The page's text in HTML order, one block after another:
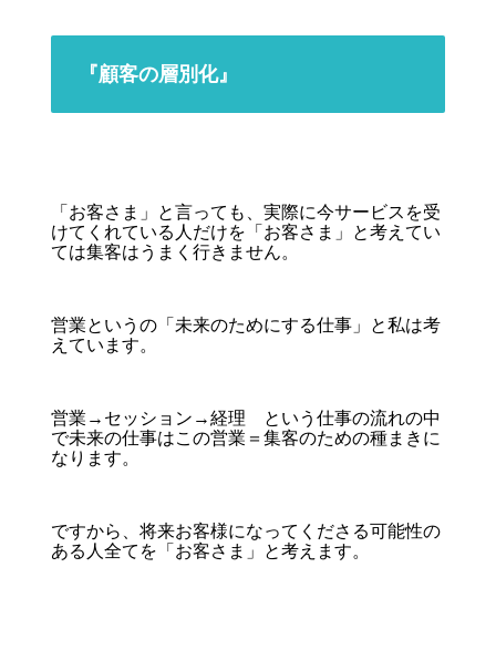
『顧客の層別化』
「お客さま」と言っても、実際に今サービスを受
けてくれている人だけを「お客さま」と考えてい
ては集客はうまく行きません。
営業というの「未来のためにする仕事」と私は考
えています。
営業→セッション→経理 という仕事の流れの中
で未来の仕事はこの営業＝集客のための種まきに
なります。
ですから、将来お客様になってくださる可能性の
ある人全てを「お客さま」と考えます。